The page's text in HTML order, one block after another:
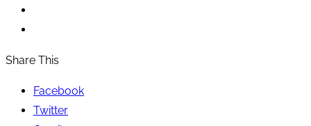
Share This
Facebook
Twitter